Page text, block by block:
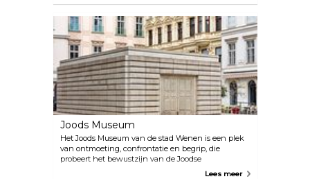
wordt gebruikt als repetitie- en opvoerlocatie voor
het Weense jongenskoor en als centrum voor
muziek en theater voor andere kinderen en
jongeren. Er zijn samenwerkingen gepland met
gevestigde festivals, het Konzerthaus, de Weense
Staatsopera en het Theater an der Wien.
Joods Museum
Het Joods Museum van de stad Wenen is een plek
van ontmoeting, confrontatie en begrip, die
probeert het bewustzijn van de Joodse
geschiedenis, religie en cultuur te vergroten.Lees meer